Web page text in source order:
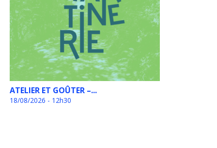
ATELIER ET GOÛTER –...
18/08/2026 - 12h30